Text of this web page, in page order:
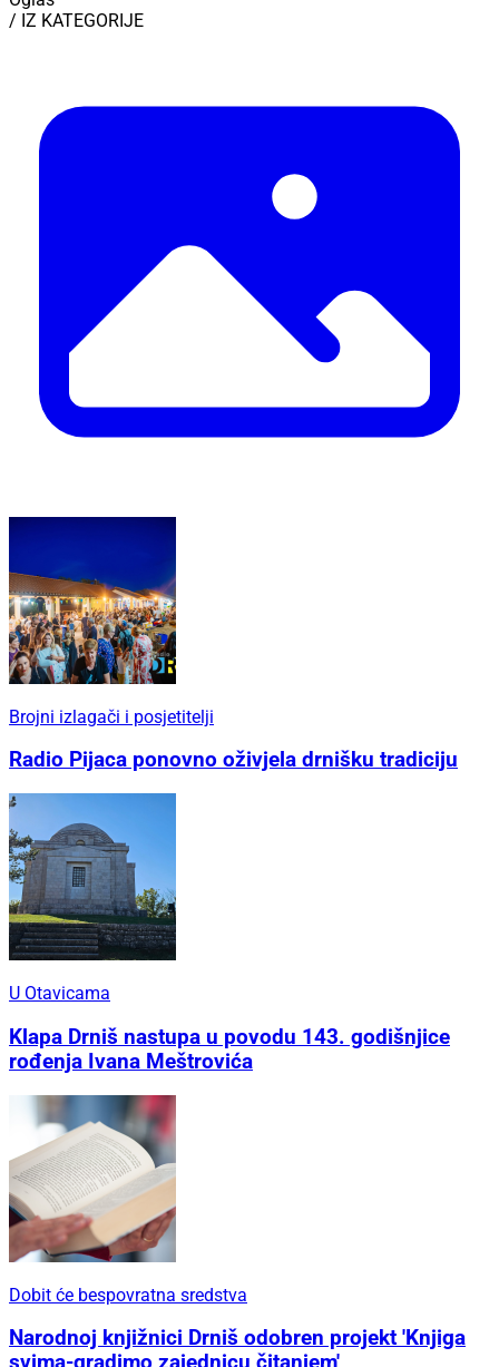
/ IZ KATEGORIJE
Brojni izlagači i posjetitelji
Radio Pijaca ponovno oživjela drnišku tradiciju
U Otavicama
Klapa Drniš nastupa u povodu 143. godišnjice
rođenja Ivana Meštrovića
Dobit će bespovratna sredstva
Narodnoj knjižnici Drniš odobren projekt 'Knjiga